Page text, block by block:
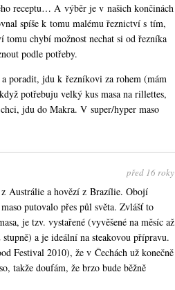
receptu… A výběr je v našich končinách
spíše k tomu malému řeznictví s tím,
chybí možnost nechat si od řezníka
podle potřeby.
poradit, jdu k řezníkovi za rohem (mám
potřebuju velký kus masa na rillettes,
jdu do Makra. V super/hyper maso
před 16 roky
Austrálie a hovězí z Brazílie. Obojí
putovalo přes půl světa. Zvlášť to
je tzv. vystařené (vyvěšené na měsíc až
a je ideální na steakovou přípravu.
Festival 2010), že v Čechách už konečně
takže doufám, že brzo bude běžně